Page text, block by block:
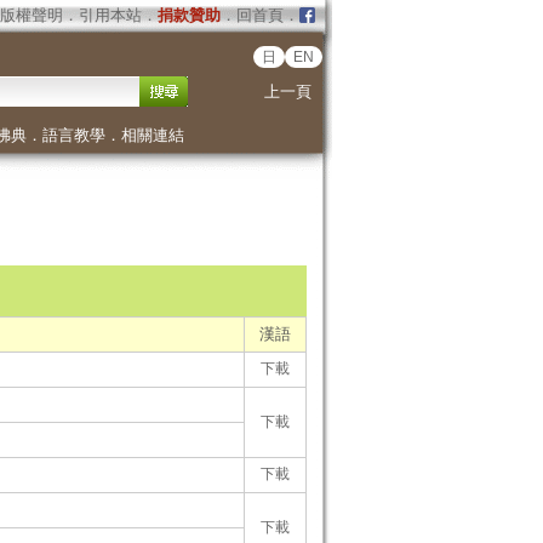
版權聲明 ． 引用本站． 捐款贊助．回首頁．
日 EN
上一頁
典． 語言教學． 相關連結
漢語
下載
下載
下載
下載